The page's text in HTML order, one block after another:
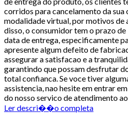
corridos para cancelamento da sua
modalidade virtual, por motivos de
disso, o consumidor tem o prazo
data de entrega, especificamente
apresente algum defeito de
assegurar a satisfacao e a
garantindo que possam desfrutar
total confianca. Se voce tiver
assistencia, nao hesite em entrar
do nosso servico de atendimento
Ler descri��o completa